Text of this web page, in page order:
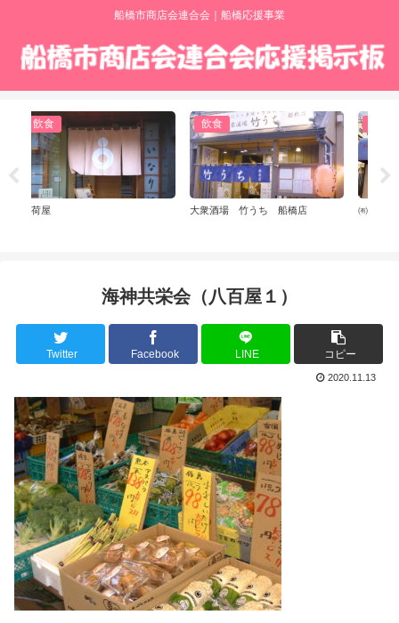
船橋市商店会連合会｜船橋応援事業
うち 船橋店
小売・卸売 小売・卸売
海神共栄会（八百屋１）
Twitter Facebook LINE コピー
2020.11.13